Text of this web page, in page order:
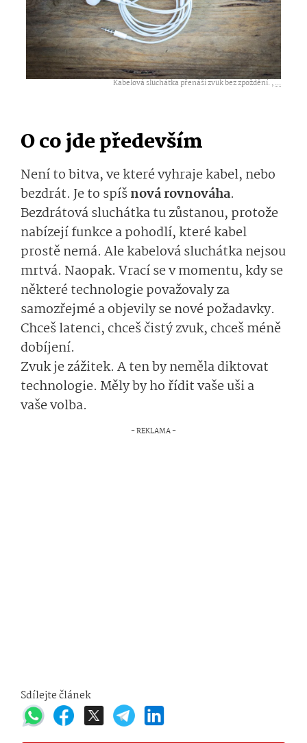
Kabelová sluchátka přenáší zvuk bez zpoždění. ,...
O co jde především
Není to bitva, ve které vyhraje kabel, nebo
bezdrát. Je to spíšnová rovnováha.
Bezdrátová sluchátka tu zůstanou, protože
nabízejí funkce a pohodlí, které kabel
prostě nemá. Ale kabelová sluchátka nejsou
mrtvá. Naopak. Vrací se v momentu, kdy se
některé technologie považovaly za
samozřejmé a objevily se nové požadavky.
Chceš latenci, chceš čistý zvuk, chceš méně
dobíjení.
Zvuk je zážitek. A ten by neměla diktovat
technologie. Měly by ho řídit vaše uši a
vaše volba.
Sdílejte článek